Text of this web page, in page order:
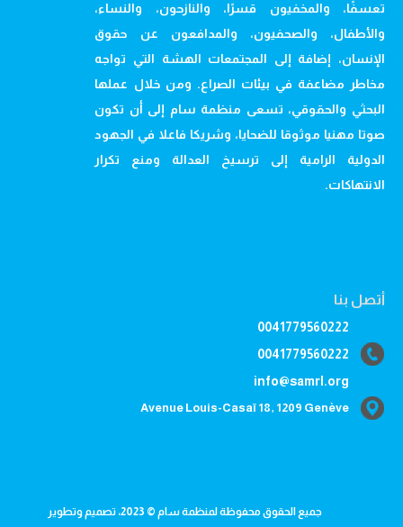
تعسفًا، والمخفيون قسرًا، والنازحون، والنساء،
والأطفال، والصحفيون، والمدافعون عن حقوق
الإنسان، إضافة إلى المجتمعات الهشة التي تواجه
مخاطر مضاعفة في بيئات الصراع. ومن خلال عملها
البحثي والحقوقي، تسعى منظمة سام إلى أن تكون
صوتا مهنيا موثوقا للضحايا، وشريكا فاعلا في الجهود
الدولية الرامية إلى ترسيخ العدالة ومنع تكرار
الانتهاكات.
أتصل بنا
0041779560222
0041779560222
info@samrl.org
Avenue Louis-Casaï 18, 1209 Genève
جميع الحقوق محفوظة لمنظمة سام © 2023، تصميم وتطوير